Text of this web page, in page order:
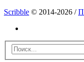
Scribble © 2014-2026 /